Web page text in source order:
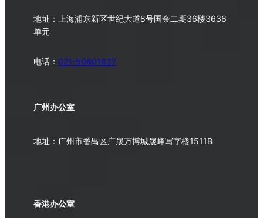
地址：上海浦东新区世纪大道8号国金二期36楼3636
单元
电话：021-50601837
广州办公室
地址：广州市番禺区广晟万博城晟峰写字楼1511B
香港办公室